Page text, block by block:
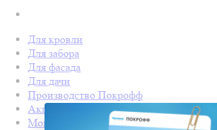
Для кровли
Для забора
Для фасада
Для дачи
Производство Покрофф
Акции
Монтаж